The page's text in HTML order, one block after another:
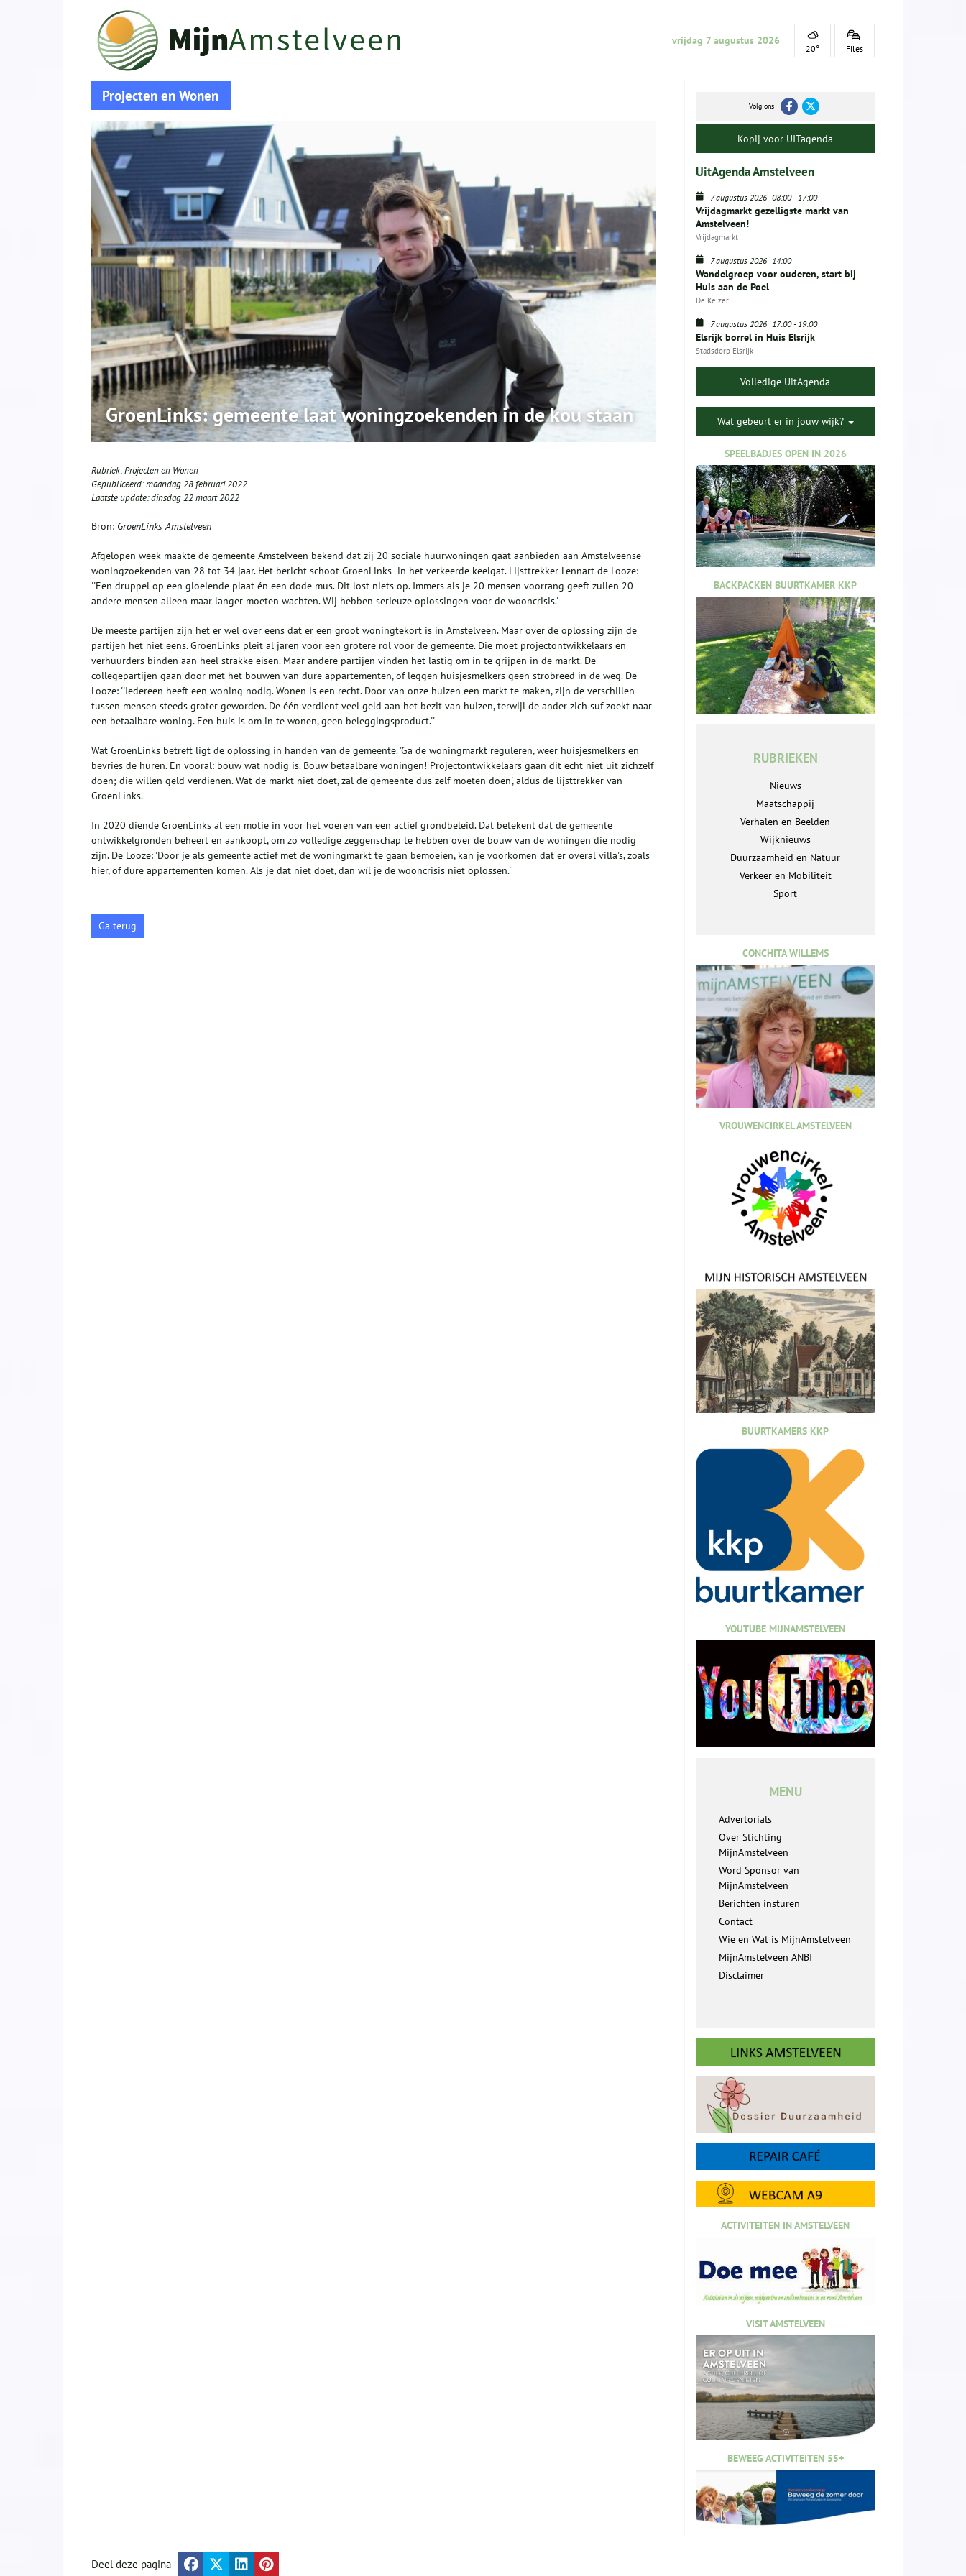
vrijdag 7 augustus 2026
20° Files
Projecten en Wonen
GroenLinks: gemeente laat woningzoekenden in de kou staan
Rubriek:Projecten en Wonen
Gepubliceerd:maandag 28 februari 2022
Laatste update:dinsdag 22 maart 2022
Bron: GroenLinks Amstelveen
Afgelopen week maakte de gemeente Amstelveen bekend dat zij 20 sociale huurwoningen gaat aanbieden aan Amstelveense
woningzoekenden van 28 tot 34 jaar. Het bericht schoot GroenLinks- in het verkeerde keelgat. Lijsttrekker Lennart de Looze:
''Een druppel op een gloeiende plaat én een dode mus. Dit lost niets op. Immers als je 20 mensen voorrang geeft zullen 20
andere mensen alleen maar langer moeten wachten. Wij hebben serieuze oplossingen voor de wooncrisis.'
De meeste partijen zijn het er wel over eens dat er een groot woningtekort is in Amstelveen. Maar over de oplossing zijn de
partijen het niet eens. GroenLinks pleit al jaren voor een grotere rol voor de gemeente. Die moet projectontwikkelaars en
verhuurders binden aan heel strakke eisen. Maar andere partijen vinden het lastig om in te grijpen in de markt. De
collegepartijen gaan door met het bouwen van dure appartementen, of leggen huisjesmelkers geen strobreed in de weg. De
Looze: ''Iedereen heeft een woning nodig. Wonen is een recht. Door van onze huizen een markt te maken, zijn de verschillen
tussen mensen steeds groter geworden. De één verdient veel geld aan het bezit van huizen, terwijl de ander zich suf zoekt naar
een betaalbare woning. Een huis is om in te wonen, geen beleggingsproduct.''
Wat GroenLinks betreft ligt de oplossing in handen van de gemeente. 'Ga de woningmarkt reguleren, weer huisjesmelkers en
bevries de huren. En vooral: bouw wat nodig is. Bouw betaalbare woningen! Projectontwikkelaars gaan dit echt niet uit zichzelf
doen; die willen geld verdienen. Wat de markt niet doet, zal de gemeente dus zelf moeten doen', aldus de lijsttrekker van
GroenLinks.
In 2020 diende GroenLinks al een motie in voor het voeren van een actief grondbeleid. Dat betekent dat de gemeente
ontwikkelgronden beheert en aankoopt, om zo volledige zeggenschap te hebben over de bouw van de woningen die nodig
zijn. De Looze: 'Door je als gemeente actief met de woningmarkt te gaan bemoeien, kan je voorkomen dat er overal villa's, zoals
hier, of dure appartementen komen. Als je dat niet doet, dan wíl je de wooncrisis niet oplossen.'
Ga terug
Volg ons
Kopij voor UITagenda
UitAgenda Amstelveen
7 augustus 2026 08:00-17:00
Vrijdagmarkt gezelligste markt van
Amstelveen!
Vrijdagmarkt
7 augustus 2026 14:00
Wandelgroep voor ouderen, start bij
Huis aan de Poel
De Keizer
7 augustus 2026 17:00-19:00
Elsrijk borrel in Huis Elsrijk
Stadsdorp Elsrijk
Volledige UitAgenda
Wat gebeurt er in jouw wijk?
SPEELBADJES OPEN IN 2026
BACKPACKEN BUURTKAMER KKP
RUBRIEKEN
Nieuws
Maatschappij
Verhalen en Beelden
Wijknieuws
Duurzaamheid en Natuur
Verkeer en Mobiliteit
Sport
CONCHITA WILLEMS
VROUWENCIRKEL AMSTELVEEN
BUURTKAMERS KKP
YOUTUBE MIJNAMSTELVEEN
MENU
Advertorials
Over Stichting
MijnAmstelveen
Word Sponsor van
MijnAmstelveen
Berichten insturen
Contact
Wie en Wat is MijnAmstelveen
MijnAmstelveen ANBI
Disclaimer
ACTIVITEITEN IN AMSTELVEEN
VISIT AMSTELVEEN
BEWEEG ACTIVITEITEN 55+
Deel deze pagina